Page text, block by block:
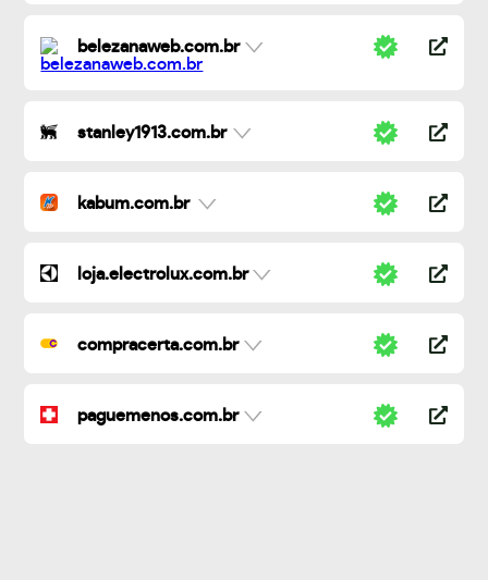
belezanaweb.com.br
stanley1913.com.br
kabum.com.br
loja.electrolux.com.br
compracerta.com.br
paguemenos.com.br